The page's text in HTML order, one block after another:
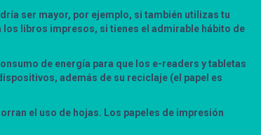
ser mayor, por ejemplo, si también utilizas tu
libros impresos, si tienes el admirable hábito de
de energía para que los e-readers y tabletas
además de su reciclaje (el papel es
el uso de hojas. Los papeles de impresión